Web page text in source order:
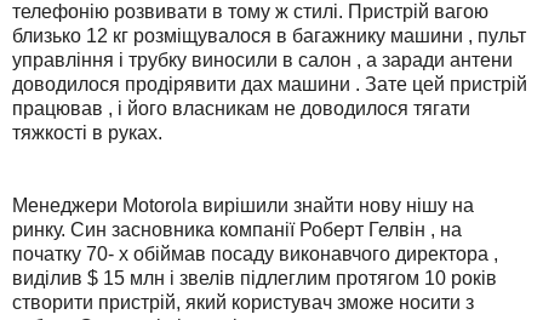
телефонію розвивати в тому ж стилі. Пристрій вагою
близько 12 кг розміщувалося в багажнику машини , пульт
управління і трубку виносили в салон , а заради антени
доводилося продірявити дах машини . Зате цей пристрій
працював , і його власникам не доводилося тягати
тяжкості в руках.
Менеджери Motorola вирішили знайти нову нішу на
ринку. Син засновника компанії Роберт Гелвін , на
початку 70- х обіймав посаду виконавчого директора ,
виділив $ 15 млн і звелів підлеглим протягом 10 років
створити пристрій, який користувач зможе носити з